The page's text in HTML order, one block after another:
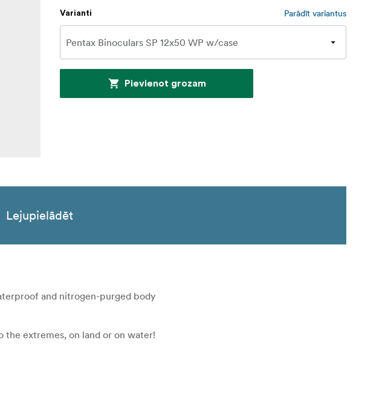
Varianti Parādīt variantus
Pievienot grozam
Lejupielādēt
and nitrogen-purged body
extremes, on land or on water!